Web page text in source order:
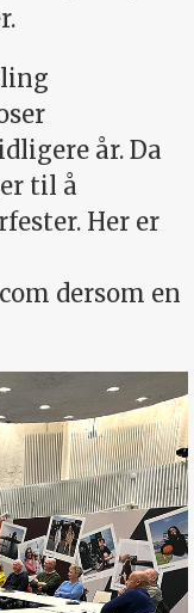
år. Da
til å
Her er
dersom en